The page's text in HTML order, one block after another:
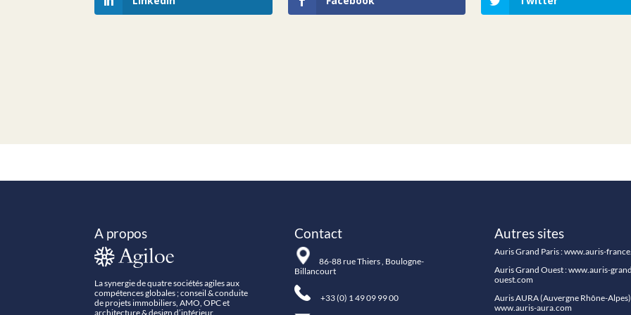
A propos
La synergie de quatre sociétés agiles aux
compétences globales ; conseil & conduite
de projets immobiliers, AMO, OPC et
architecture & design d’intérieur.
Contact
86-88 rue Thiers , Boulogne-
Billancourt
+33 (0) 1 49 09 99 00
Autres sites
Auris Grand Paris :www.auris-
Auris Grand Ouest :www.auris-
ouest.com
Auris AURA (Auvergne Rhône-
www.auris-aura.com